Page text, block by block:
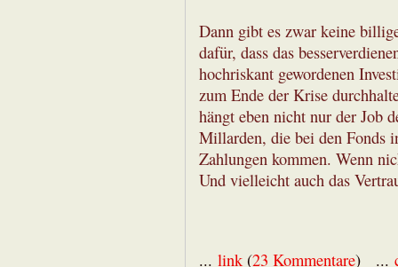
Dann gibt es zwar keine
dafür, dass das
hochriskant gewordenen
zum Ende der Krise
hängt eben nicht nur der Job
Millarden, die bei den Fonds
Zahlungen kommen. Wenn
Und vielleicht auch das
... link (23 Kommentare) ...